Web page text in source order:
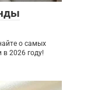
о самых
2026 году!